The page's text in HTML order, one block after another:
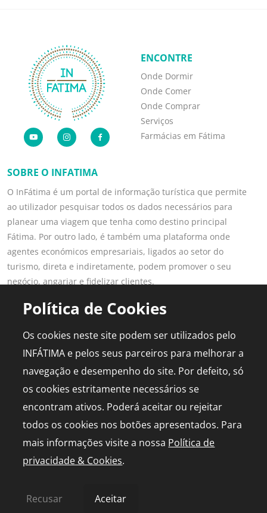
SOBRE O INFATIMA
O InFátima é um portal de informação turística que permite
ao utilizador pesquisar todos os dados necessários para
planear uma viagem que tenha como destino principal
Fátima. Por outro lado, é também uma plataforma onde
agentes económicos empresariais, ligados ao setor do
turismo, direta e indiretamente, podem promover o seu
negócio, angariar e fidelizar clientes.
Saber mais
ENCONTRE
Onde Dormir
Onde Comer
Onde Comprar
Serviços
Farmácias em Fátima
LINKS POPULARES
Diário de Bordo
Agenda
Capelinha em direto
PARA PROFISSIONAIS
Publicidade
Media Kit
© 2026 infatima.pt™. Todos os direitos reservados
Mapa do Site
Política de Cookies
Os cookies neste site podem ser utilizados pelo
INFÁTIMA e pelos seus parceiros para melhorar a
navegação e desempenho do site. Por defeito, só
os cookies estritamente necessários se
encontram ativos. Poderá aceitar ou rejeitar
todos os cookies nos botões apresentados. Para
mais informações visite a nossa Política de
privacidade & Cookies.
Recusar Aceitar